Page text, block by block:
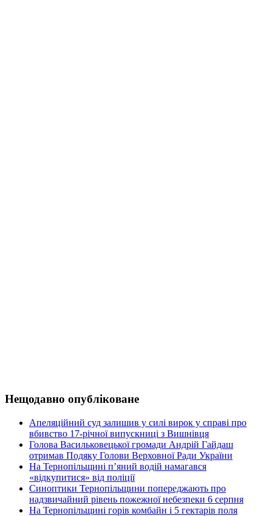
Нещодавно опубліковане
Апеляційний суд залишив у силі вирок у справі про
вбивство 17-річної випускниці з Вишнівця
Голова Васильковецької громади Андрій Гайдаш
отримав Подяку Голови Верховної Ради України
На Тернопільщині п’яний водій намагався
«відкупитися» від поліції
Синоптики Тернопільщини попереджають про
надзвичайний рівень пожежної небезпеки 6 серпня
На Тернопільщині горів комбайн і 5 гектарів поля